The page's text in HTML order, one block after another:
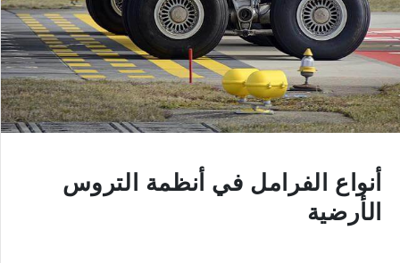
أنواع الفرامل في أنظمة التروس
الأرضية